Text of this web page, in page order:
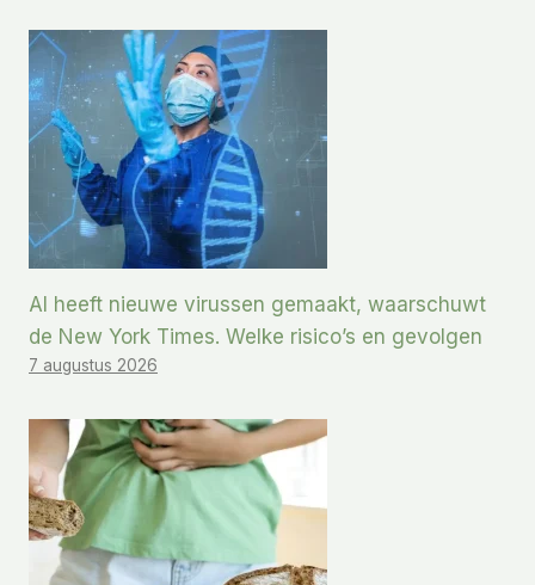
AI heeft nieuwe virussen gemaakt, waarschuwt
de New York Times. Welke risico’s en gevolgen
7 augustus 2026